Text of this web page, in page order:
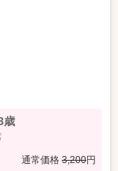
歳
通常価格 3,200円